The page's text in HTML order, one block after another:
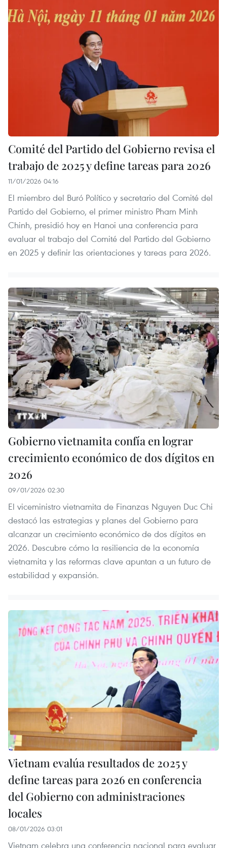
Comité del Partido del Gobierno revisa el
trabajo de 2025 y define tareas para 2026
11/01/2026 04:16
El miembro del Buró Político y secretario del Comité del
Partido del Gobierno, el primer ministro Pham Minh
Chinh, presidió hoy en Hanoi una conferencia para
evaluar el trabajo del Comité del Partido del Gobierno
en 2025 y definir las orientaciones y tareas para 2026.
Gobierno vietnamita confía en lograr
crecimiento económico de dos dígitos en
2026
09/01/2026 02:30
El viceministro vietnamita de Finanzas Nguyen Duc Chi
destacó las estrategias y planes del Gobierno para
alcanzar un crecimiento económico de dos dígitos en
2026. Descubre cómo la resiliencia de la economía
vietnamita y las reformas clave apuntan a un futuro de
estabilidad y expansión.
Vietnam evalúa resultados de 2025 y
define tareas para 2026 en conferencia
del Gobierno con administraciones
locales
08/01/2026 03:01
Vietnam celebra una conferencia nacional para evaluar